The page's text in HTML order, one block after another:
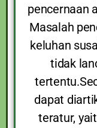
pencernaan
Masalah
keluhan
tidak
dapat
teratur,